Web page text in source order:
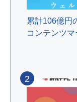
累計106億円
コンテンツ
2